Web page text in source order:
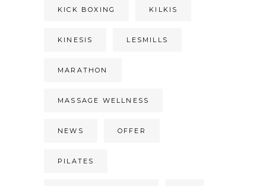
KICK BOXING KILKIS
KINESIS LESMILLS
MARATHON
MASSAGE WELLNESS
NEWS OFFER
PILATES